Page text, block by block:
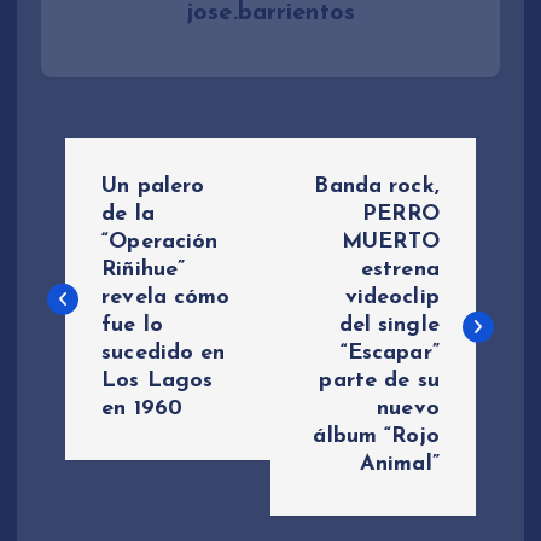
jose.barrientos
v
a
Un palero
de la
“Operación
Riñihue”
revela cómo
fue lo
sucedido en
Los Lagos
en 1960
Banda rock,
PERRO
MUERTO
estrena
videoclip
del single
“Escapar”
parte de su
nuevo
álbum “Rojo
Animal”